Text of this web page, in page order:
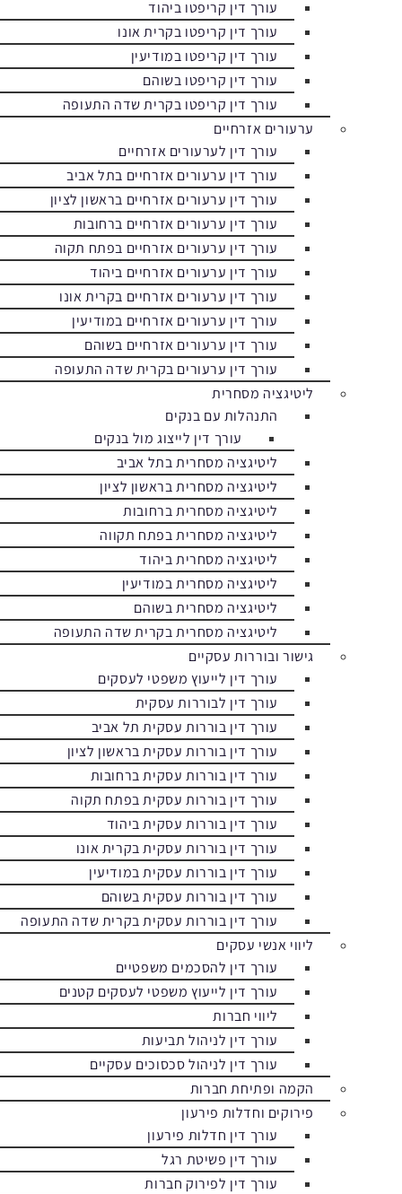
עורך דין קריפטו ביהוד
עורך דין קריפטו בקרית אונו
עורך דין קריפטו במודיעין
עורך דין קריפטו בשוהם
עורך דין קריפטו בקרית שדה התעופה
ערעורים אזרחיים
עורך דין לערעורים אזרחיים
עורך דין ערעורים אזרחיים בתל אביב
עורך דין ערעורים אזרחיים בראשון לציון
עורך דין ערעורים אזרחיים ברחובות
עורך דין ערעורים אזרחיים בפתח תקוה
עורך דין ערעורים אזרחיים ביהוד
עורך דין ערעורים אזרחיים בקרית אונו
עורך דין ערעורים אזרחיים במודיעין
עורך דין ערעורים אזרחיים בשוהם
עורך דין ערעורים בקרית שדה התעופה
ליטיגציה מסחרית
התנהלות עם בנקים
עורך דין לייצוג מול בנקים
ליטיגציה מסחרית בתל אביב
ליטיגציה מסחרית בראשון לציון
ליטיגציה מסחרית ברחובות
ליטיגציה מסחרית בפתח תקווה
ליטיגציה מסחרית ביהוד
ליטיגציה מסחרית במודיעין
ליטיגציה מסחרית בשוהם
ליטיגציה מסחרית בקרית שדה התעופה
גישור ובוררות עסקיים
עורך דין לייעוץ משפטי לעסקים
עורך דין לבוררות עסקית
עורך דין בוררות עסקית תל אביב
עורך דין בוררות עסקית בראשון לציון
עורך דין בוררות עסקית ברחובות
עורך דין בוררות עסקית בפתח תקוה
עורך דין בוררות עסקית ביהוד
עורך דין בוררות עסקית בקרית אונו
עורך דין בוררות עסקית במודיעין
עורך דין בוררות עסקית בשוהם
עורך דין בוררות עסקית בקרית שדה התעופה
ליווי אנשי עסקים
עורך דין להסכמים משפטיים
עורך דין לייעוץ משפטי לעסקים קטנים
ליווי חברות
עורך דין לניהול תביעות
עורך דין לניהול סכסוכים עסקיים
הקמה ופתיחת חברות
פירוקים וחדלות פירעון
עורך דין חדלות פירעון
עורך דין פשיטת רגל
עורך דין לפירוק חברות